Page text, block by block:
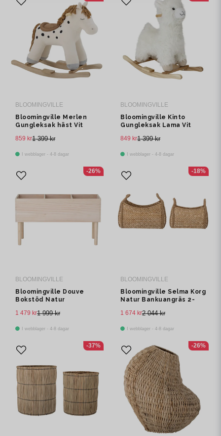
BLOOMINGVILLE
Bloomingville Merlen
Gungleksak häst Vit
1 399 kr
859 kr
I webblager - 4-8 dagar
BLOOMINGVILLE
Bloomingville Kinto
Gungleksak Lama Vit
1 399 kr
849 kr
I webblager - 4-8 dagar
BLOOMINGVILLE
Bloomingville Douve
Bokstöd Natur
1 999 kr
1 479 kr
I webblager - 4-8 dagar
-26%
BLOOMINGVILLE
Bloomingville Selma Korg
Natur Bankuangräs 2-
2 044 kr
1 674 kr
I webblager - 4-8 dagar
-18%
-37% -26%